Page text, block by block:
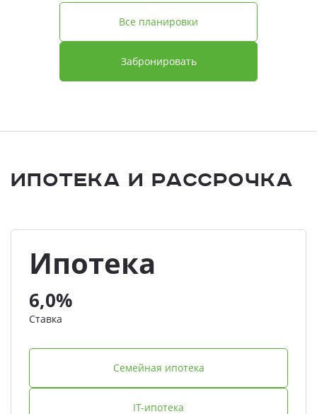
Забронировать
Все планировки
Ипотека и Рассрочка
Ипотека
6,0%
Ставка
Семейная ипотека
IT-ипотека